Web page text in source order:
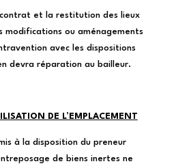
et la restitution des lieux
modifications ou aménagements
avec les dispositions
devra réparation au bailleur.
DE L’EMPLACEMENT
à la disposition du preneur
de biens inertes ne